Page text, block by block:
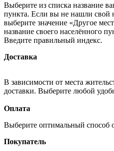
Выберите из списка название
пункта. Если вы не нашли свой
выберите значение «Другое
название своего населённого
Введите правильный индекс.
Доставка
В зависимости от места
доставки. Выберите любой
Оплата
Выберите оптимальный способ
Покупатель